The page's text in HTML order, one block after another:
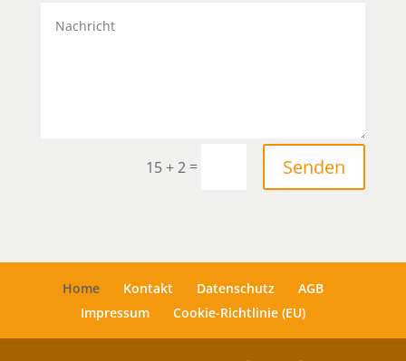
15 + 2 = Senden
Home Kontakt Datenschutz
AGB
Impressum
Cookie-Richtlinie (EU)